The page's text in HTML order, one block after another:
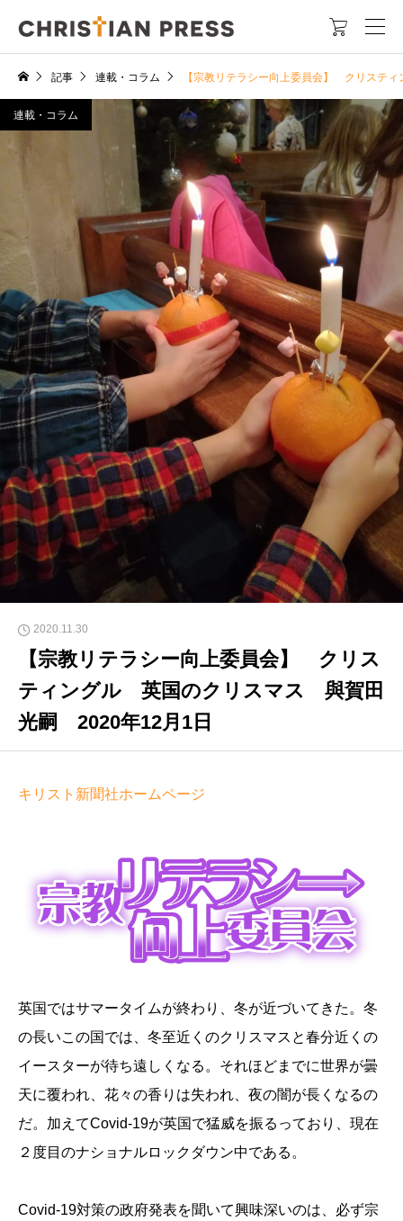

記事 連載・コラム 【宗教リテラシー向上委員会】 クリス
連載・コラム
2020.11.30
【宗教リテラシー向上委員会】 クリス
ティングル 英国のクリスマス 與賀田
光嗣 2020年12月1日
キリスト新聞社ホームページ
英国ではサマータイムが終わり、冬が近づいてきた。冬
の長いこの国では、冬至近くのクリスマスと春分近くの
イースターが待ち遠しくなる。それほどまでに世界が曇
天に覆われ、花々の香りは失われ、夜の闇が長くなるの
だ。加えてCovid-19が英国で猛威を振るっており、現在
２度目のナショナルロックダウン中である。
Covid-19対策の政府発表を聞いて興味深いのは、必ず宗